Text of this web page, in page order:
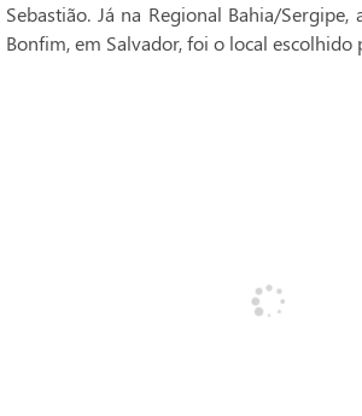
Sebastião. Já na Regional Bahia/Sergipe,
Bonfim, em Salvador, foi o local escolhido